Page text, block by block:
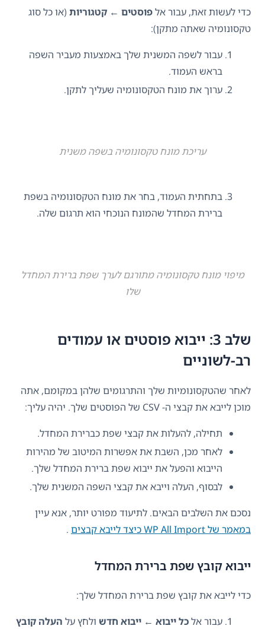
כדי לעשות זאת, עבור אלפוסטים ← קטגוריות (או כל סוג
טקסונומיה שאתה מתקן):
עבור לשפה המשנית שלך באמצעות מעביר השפה
בראש העמוד.
ערוך את מונח הטקסונומיה שעליך לתקן.
עריכת מונח טקסונומיה בשפה משנית
בתחתית העמוד, בחר את מונח הטקסונומיה בשפת
ברירת המחדל שהמונח הנוכחי הוא תרגום שלה.
מיפוי מונח טקסונומיה מתורגם לערך שפת ברירת המחדל
שלו
שלב 3: ייבוא פוסטים או עמודים
רב-לשוניים
לאחר שהטקסונומיות שלך והתרגומים שלהן במקומם, אתה
מוכן לייבא את קבצי ה- CSV של הפוסטים שלך. יהיה עליך:
תחילה, להעלות את קבצי שפת כברירת המחדל.
לאחר מכן, השבת את אפשרות המיטוב של מהירות
הייבוא והפעל את ייבוא שפת ברירת המחדל שלך.
לבסוף, העלה וייבא את קבצי השפה המשנית שלך.
נסכם את השלבים הבאים. לתיעוד מפורט יותר, אנא עיין
במאמר של WP All Import כיצד לייבא קבצים
.
ייבוא קובץ שפת ברירת המחדל
כדי לייבא את קובץ שפת ברירת המחדל שלך:
עבור אלכל ייבוא ​​← ייבוא ​​חדש ולחץ על העלה קובץ